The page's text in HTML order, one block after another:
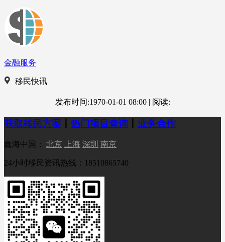
金融服务
移民快讯
发布时间:1970-01-01 08:00 | 阅读:
获取移民方案 热门项目查询 业务合作
鑫海中国： 北京 上海 深圳 南京
24小时移民资讯热线：18510865740